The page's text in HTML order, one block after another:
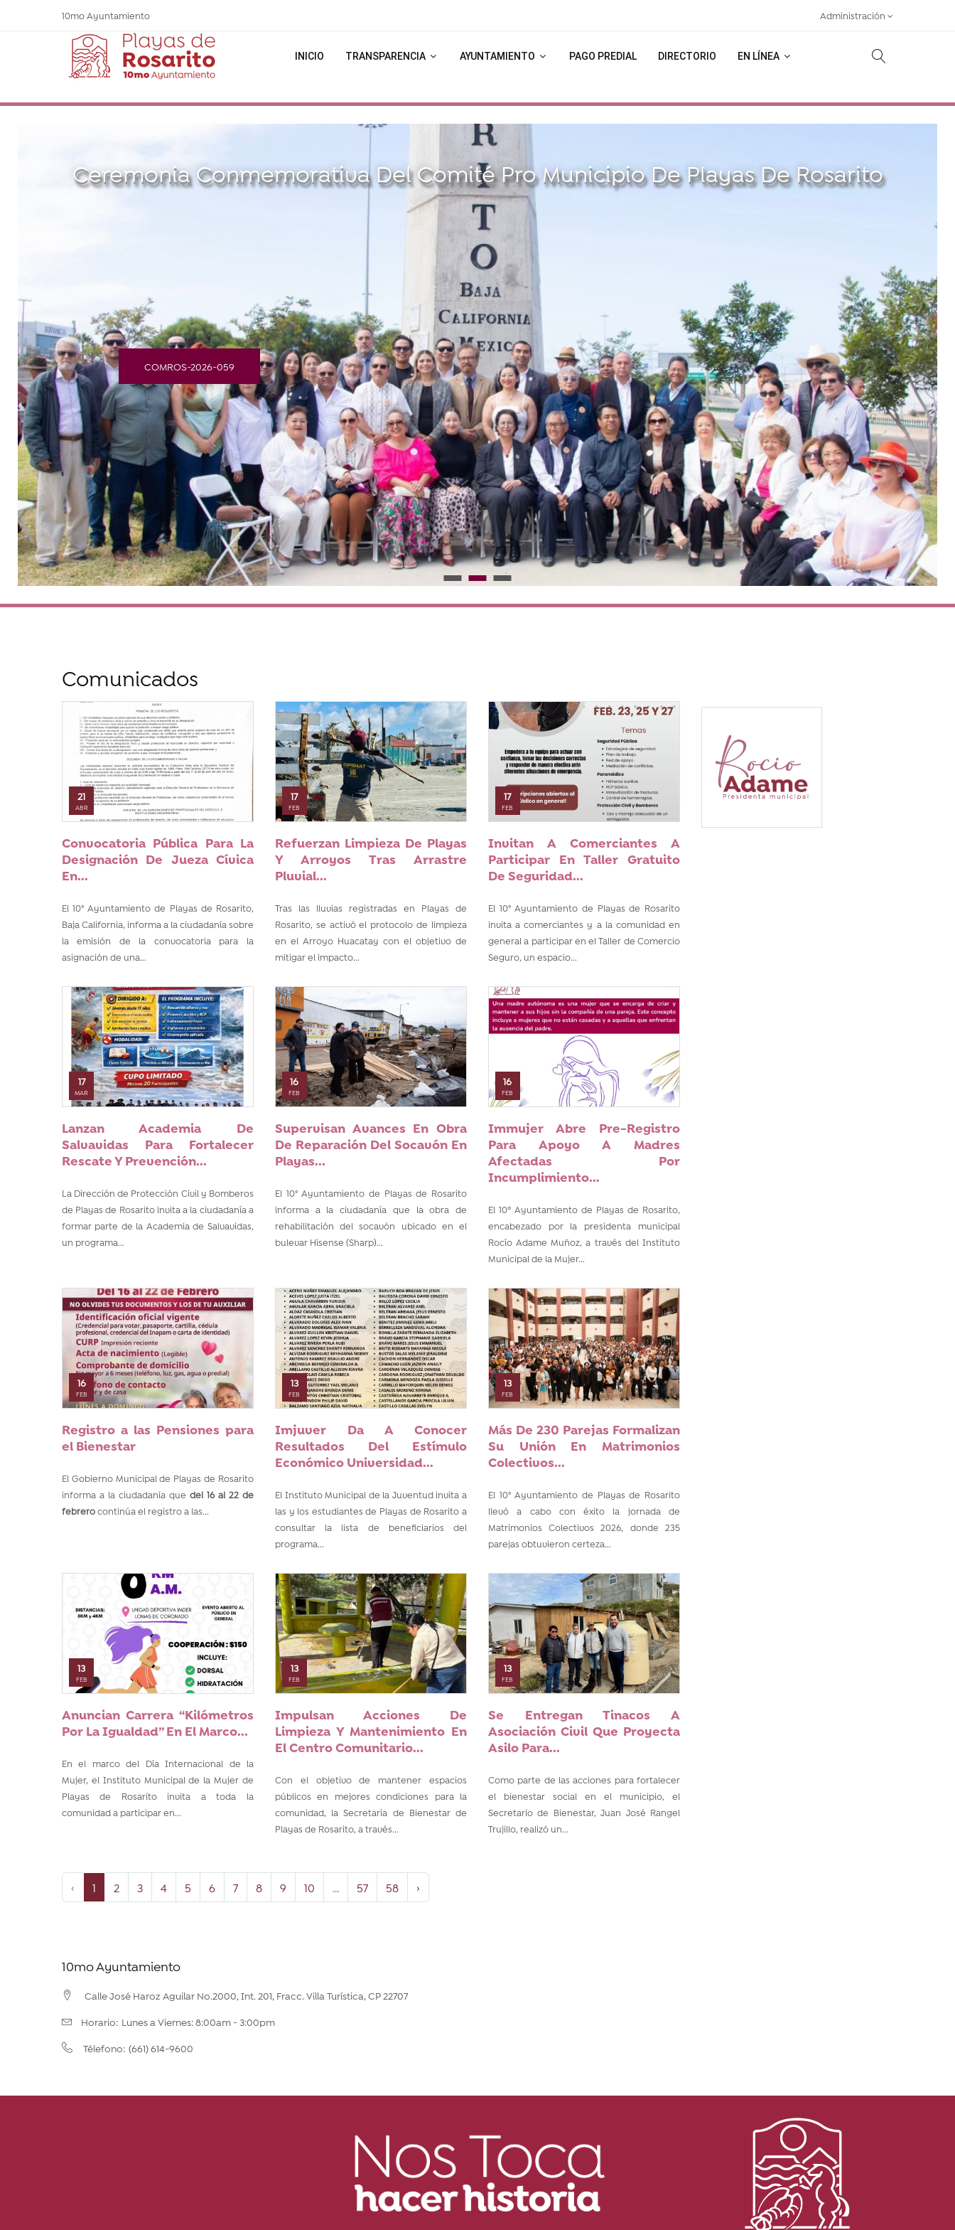
10mo Ayuntamiento Administración
INICIO TRANSPARENCIA AYUNTAMIENTO PAGO PREDIAL DIRECTORIO EN LÍNEA
Ceremonia Conmemorativa Del Comité Pro Municipio De Playas De Rosarito
COMROS-2026-059
Comunicados
21
ABR
Convocatoria Pública Para La
Designación De Jueza Cívica
En...
El 10° Ayuntamiento de Playas de Rosarito,
Baja California, informa a la ciudadanía sobre
la emisión de la convocatoria para la
asignación de una...
17
FEB
Refuerzan Limpieza De Playas
Y Arroyos Tras Arrastre
Pluvial...
Tras las lluvias registradas en Playas de
Rosarito, se activó el protocolo de limpieza
en el Arroyo Huacatay con el objetivo de
mitigar el impacto...
17
FEB
Invitan A Comerciantes A
Participar En Taller Gratuito
De Seguridad...
El 10° Ayuntamiento de Playas de Rosarito
invita a comerciantes y a la comunidad en
general a participar en el Taller de Comercio
Seguro, un espacio...
17
MAR
Lanzan Academia De
Salvavidas Para Fortalecer
Rescate Y Prevención...
La Dirección de Protección Civil y Bomberos
de Playas de Rosarito invita a la ciudadanía a
formar parte de la Academia de Salvavidas,
un programa...
16
FEB
Supervisan Avances En Obra
De Reparación Del Socavón En
Playas...
El 10° Ayuntamiento de Playas de Rosarito
informa a la ciudadanía que la obra de
rehabilitación del socavón ubicado en el
bulevar Hisense (Sharp)...
16
FEB
Immujer Abre Pre-Registro
Para Apoyo A Madres
Afectadas Por
Incumplimiento...
El 10º Ayuntamiento de Playas de Rosarito,
encabezado por la presidenta municipal
Rocío Adame Muñoz, a través del Instituto
Municipal de la Mujer...
16
FEB
Registro a las Pensiones para
el Bienestar
El Gobierno Municipal de Playas de Rosarito
informa a la ciudadanía que del 16 al 22 de
febrerocontinúa el registro a las...
13
FEB
Imjuver Da A Conocer
Resultados Del Estímulo
Económico Universidad...
El Instituto Municipal de la Juventud invita a
las y los estudiantes de Playas de Rosarito a
consultar la lista de beneficiarios del
programa...
13
FEB
Más De 230 Parejas Formalizan
Su Unión En Matrimonios
Colectivos...
El 10° Ayuntamiento de Playas de Rosarito
llevó a cabo con éxito la jornada de
Matrimonios Colectivos 2026, donde 235
parejas obtuvieron certeza...
13
FEB
Anuncian Carrera “Kilómetros
Por La Igualdad” En El Marco...
En el marco del Día Internacional de la
Mujer, el Instituto Municipal de la Mujer de
Playas de Rosarito invita a toda la
comunidad a participar en...
13
FEB
Impulsan Acciones De
Limpieza Y Mantenimiento En
El Centro Comunitario...
Con el objetivo de mantener espacios
públicos en mejores condiciones para la
comunidad, la Secretaría de Bienestar de
Playas de Rosarito, a través...
13
FEB
Se Entregan Tinacos A
Asociación Civil Que Proyecta
Asilo Para...
Como parte de las acciones para fortalecer
el bienestar social en el municipio, el
Secretario de Bienestar, Juan José Rangel
Trujillo, realizó un...
‹ 1 2 3 4 5 6 7 8 9 10 57 58 ›
10mo Ayuntamiento
Calle José Haroz Aguilar No.2000, Int. 201, Fracc. Villa Turística, CP 22707
Horario: Lunes a Viernes: 8:00am - 3:00pm
Télefono: (661) 614-9600